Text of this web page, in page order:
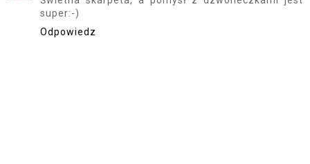
super:-)
Odpowiedz